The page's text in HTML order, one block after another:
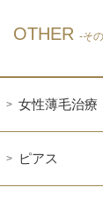
OTHER -そ
女性薄毛治療
ピアス